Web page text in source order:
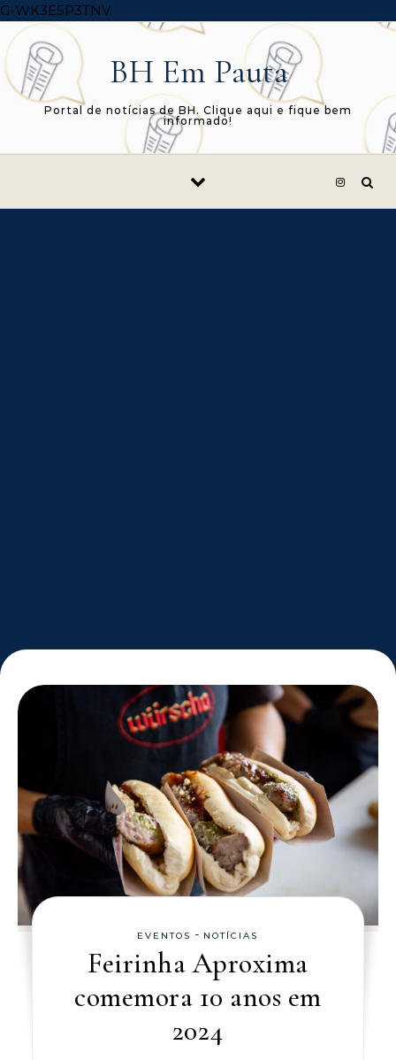
G-WK3E5P3TNVSkip to content
BH Em Pauta
Portal de notícias de BH. Clique aqui e fique bem
informado!
EVENTOS - NOTÍCIAS
Feirinha Aproxima
comemora 10 anos em
2024